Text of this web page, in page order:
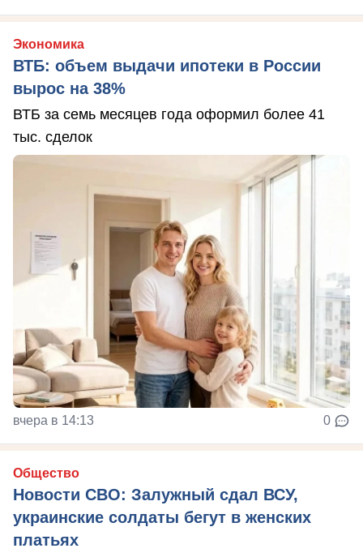
Экономика
ВТБ: объем выдачи ипотеки в России
вырос на 38%
ВТБ за семь месяцев года оформил более 41
тыс. сделок
вчера в 14:13 0
Общество
Новости СВО: Залужный сдал ВСУ,
украинские солдаты бегут в женских
платьях